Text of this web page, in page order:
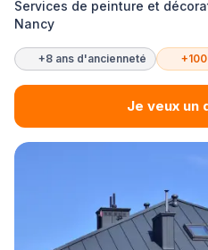
Services de peinture et
Nancy
+8 ans d'ancienneté
Je veux un